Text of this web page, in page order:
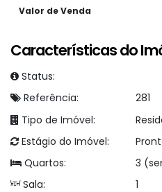
Valor de Venda
Características do
Status:
Referência:
281
Tipo de Imóvel:
Estágio do Imóvel:
Quartos:
3
Sala:
1